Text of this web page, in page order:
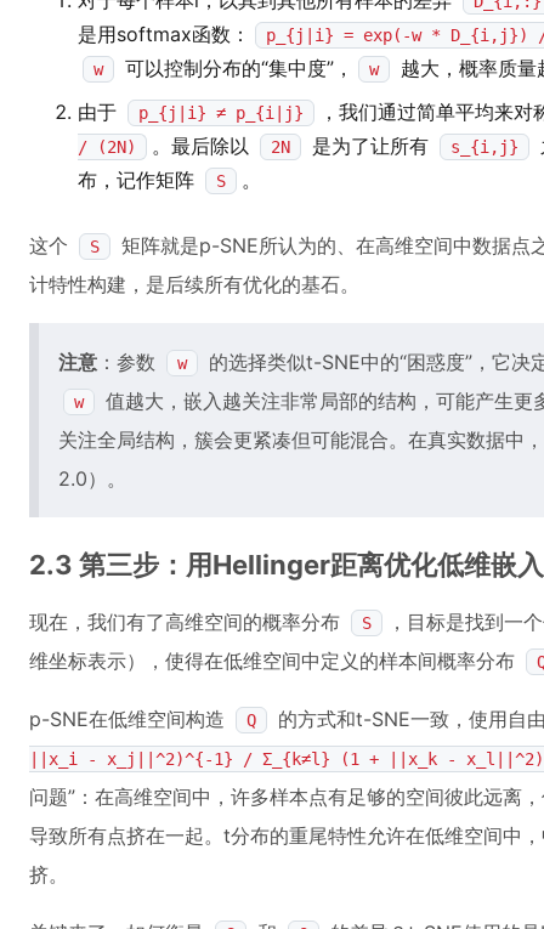
是用softmax函数：
p_{j|i} = exp(-w * D_{i,j})
w
可以控制分布的“集中度”， w
越大，概率质
由于
p_{j|i} ≠ p_{i|j} ，我们通过简单平均来对
/ (2N) 。最后除以 2N 是为了让所有 s_{i,j}
布，记作矩阵
S 。
这个 S
矩阵就是p-SNE所认为的、在高维空间中数据点
计特性构建，是后续所有优化的基石。
注意 ：参数 w 的选择类似t-SNE中的“困惑度”，它
w
值越大，嵌入越关注非常局部的结构，可能产生更
关注全局结构，簇会更紧凑但可能混合。在真实数据中
2.0）。
2.3 第三步：用Hellinger距离优化低维嵌入
现在，我们有了高维空间的概率分布 S
，目标是找到一
维坐标表示），使得在低维空间中定义的样本间概率分布
p-SNE在低维空间构造 Q 的方式和t-SNE一致，使用自
||x_i - x_j||^2)^{-1} / Σ_{k≠l} (1 + ||x_k -
问题”：在高维空间中，许多样本点有足够的空间彼此远离
导致所有点挤在一起。t分布的重尾特性允许在低维空间中
挤。